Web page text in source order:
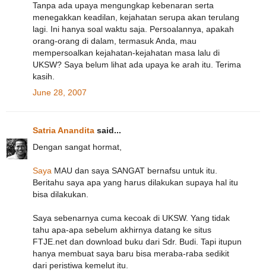
Tanpa ada upaya mengungkap kebenaran serta
menegakkan keadilan, kejahatan serupa akan terulang
lagi. Ini hanya soal waktu saja. Persoalannya, apakah
orang-orang di dalam, termasuk Anda, mau
mempersoalkan kejahatan-kejahatan masa lalu di
UKSW? Saya belum lihat ada upaya ke arah itu. Terima
kasih.
June 28, 2007
Satria Anandita said...
Dengan sangat hormat,
Saya MAU dan saya SANGAT bernafsu untuk itu.
Beritahu saya apa yang harus dilakukan supaya hal itu
bisa dilakukan.
Saya sebenarnya cuma kecoak di UKSW. Yang tidak
tahu apa-apa sebelum akhirnya datang ke situs
FTJE.net dan download buku dari Sdr. Budi. Tapi itupun
hanya membuat saya baru bisa meraba-raba sedikit
dari peristiwa kemelut itu.